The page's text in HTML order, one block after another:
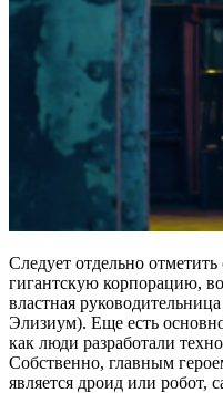
Следует отдельно
гигантскую корпорацию, во
властная
Элизиум). Еще есть
как люди разработали
Собственно, главным
является дроид или робот,